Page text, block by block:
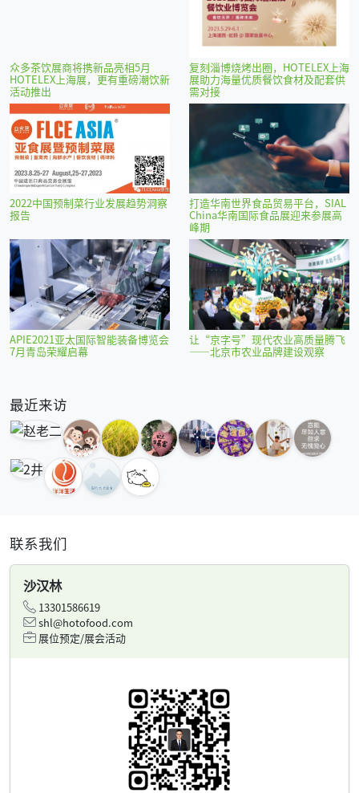
众多茶饮展商将携新品亮相5月
HOTELEX上海展，更有重磅潮饮新
活动推出
复刻淄博烧烤出圈，HOTELEX上海
展助力海量优质餐饮食材及配套供
需对接
2022中国预制菜行业发展趋势洞察
报告
打造华南世界食品贸易平台，SIAL
China华南国际食品展迎来参展高
峰期
APIE2021亚太国际智能装备博览会
7月青岛荣耀启幕
让“京字号”现代农业高质量腾飞
——北京市农业品牌建设观察
最近来访
联系我们
沙汉林
13301586619
shl@hotofood.com
展位预定/展会活动